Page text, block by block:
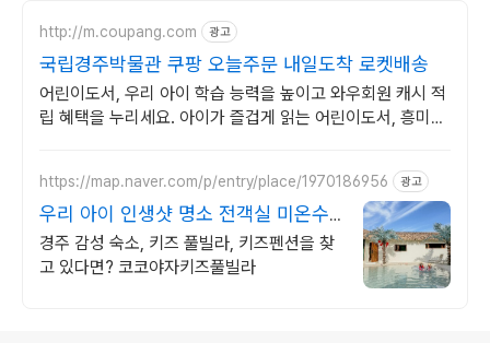
http://m.coupang.com 광고
국립경주박물관 쿠팡 오늘주문 내일도착 로켓배송
어린이도서, 우리 아이 학습 능력을 높이고 와우회원 캐시 적
립 혜택을 누리세요. 아이가 즐겁게 읽는 어린이도서, 흥미진
https://map.naver.com/p/entry/place/1970186956 광고
우리 아이 인생샷 명소 전객실 미온수
무료!
경주 감성 숙소, 키즈 풀빌라, 키즈펜션을 찾
고 있다면? 코코야자키즈풀빌라